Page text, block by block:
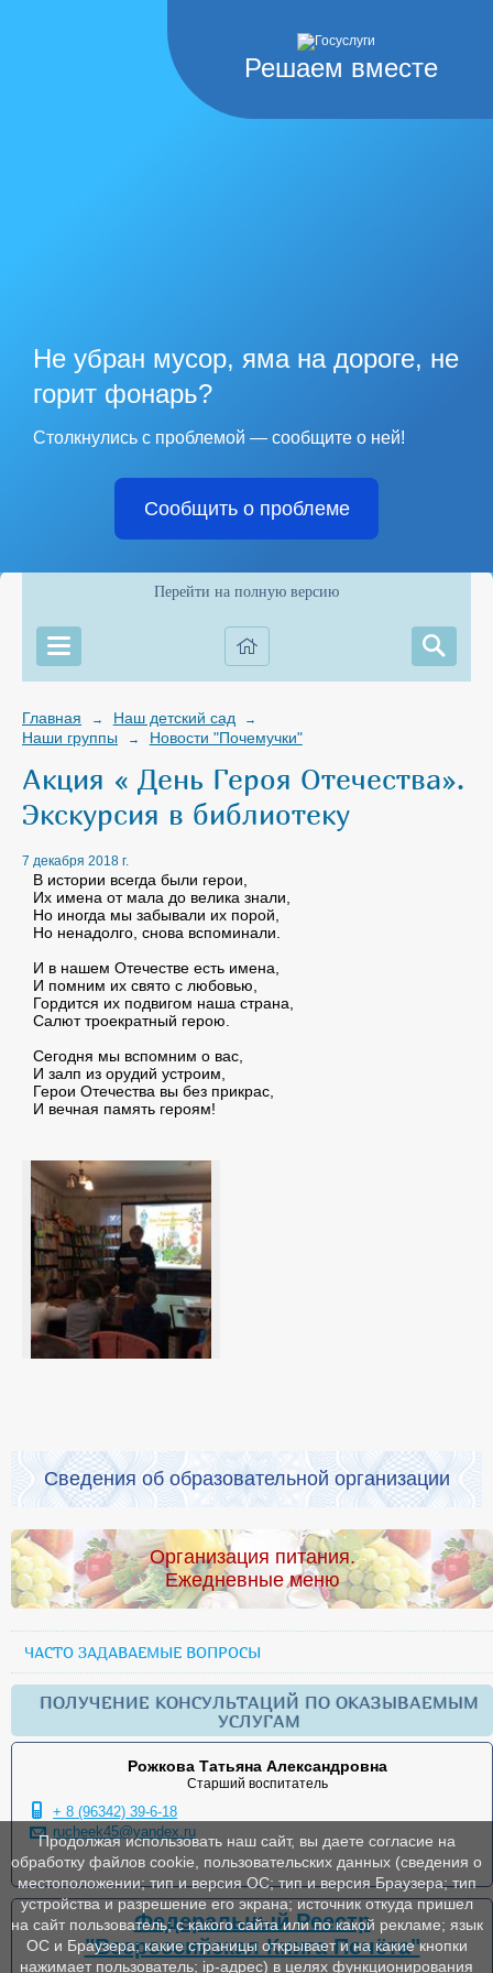
Решаем вместе
Не убран мусор, яма на дороге, не
горит фонарь?
Столкнулись с проблемой — сообщите о ней!
Сообщить о проблеме
Перейти на полную версию
Главная → Наш детский сад →
Наши группы → Новости "Почемучки"
Акция « День Героя Отечества».
Экскурсия в библиотеку
7 декабря 2018 г.
В истории всегда были герои,
Их имена от мала до велика знали,
Но иногда мы забывали их порой,
Но ненадолго, снова вспоминали.
И в нашем Отечестве есть имена,
И помним их свято с любовью,
Гордится их подвигом наша страна,
Салют троекратный герою.
Сегодня мы вспомним о вас,
И залп из орудий устроим,
Герои Отечества вы без прикрас,
И вечная память героям!
Сведения об образовательной организации
Организация питания.
Ежедневные меню
ЧАСТО ЗАДАВАЕМЫЕ ВОПРОСЫ
ПОЛУЧЕНИЕ КОНСУЛЬТАЦИЙ ПО ОКАЗЫВАЕМЫМ
УСЛУГАМ
Рожкова Татьяна Александровна
Старший воспитатель
+ 8 (96342) 39-6-18
rucheek45@yandex.ru
Федеральный Реестр
"Всероссийская Книга Почёта"
Продолжая использовать наш сайт, вы даете согласие на
обработку файлов cookie, пользовательских данных (сведения о
местоположении; тип и версия ОС; тип и версия Браузера; тип
устройства и разрешение его экрана; источник откуда пришел
на сайт пользователь; с какого сайта или по какой рекламе; язык
ОС и Браузера; какие страницы открывает и на какие кнопки
нажимает пользователь; ip-адрес) в целях функционирования